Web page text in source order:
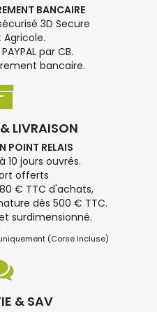
BANCAIRE
3D Secure
par CB.
bancaire.
LIVRAISON
POINT RELAIS
10 jours ouvrés.
offerts
€ TTC d'achats,
dès 500 € TTC.
surdimensionné.
(Corse incluse)
& SAV